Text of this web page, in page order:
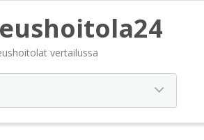
vertailussa